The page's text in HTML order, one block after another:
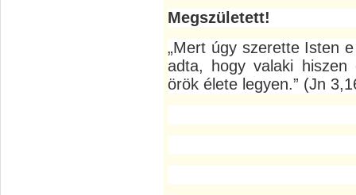
Megszületett!
„Mert úgy szerette Isten
adta, hogy valaki
örök élete legyen.” (Jn